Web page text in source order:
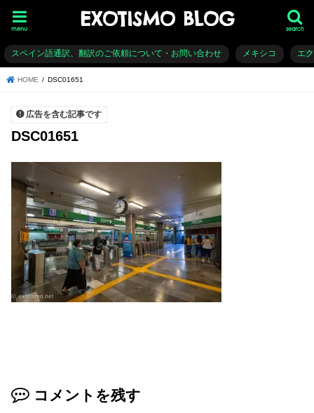
EXOTISMO BLOG search
menu
スペイン語通訳、翻訳のご依頼について・お問い合わせ メキシコ エ
HOME DSC01651
広告を含む記事です
DSC01651
コメントを残す